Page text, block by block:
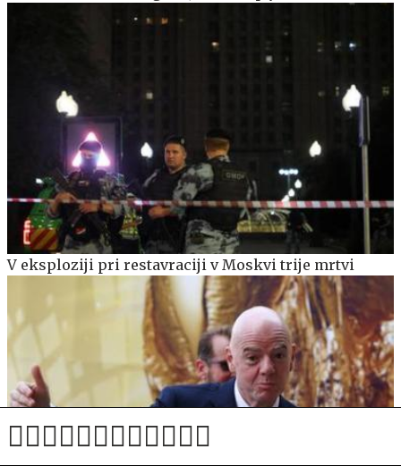
V eksploziji pri restavraciji v Moskvi trije mrtvi